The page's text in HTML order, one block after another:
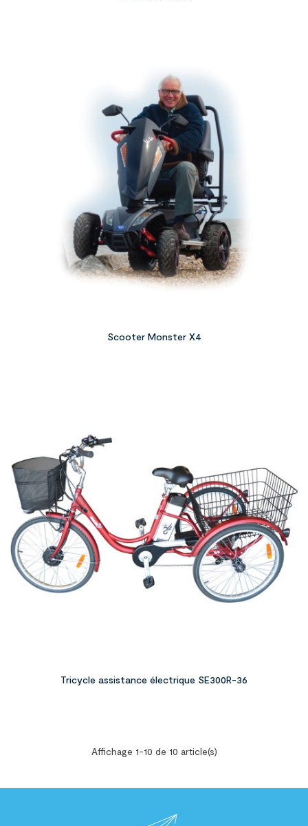
Scooter Monster X4
Tricycle assistance électrique SE300R-36
Affichage 1-10 de 10 article(s)